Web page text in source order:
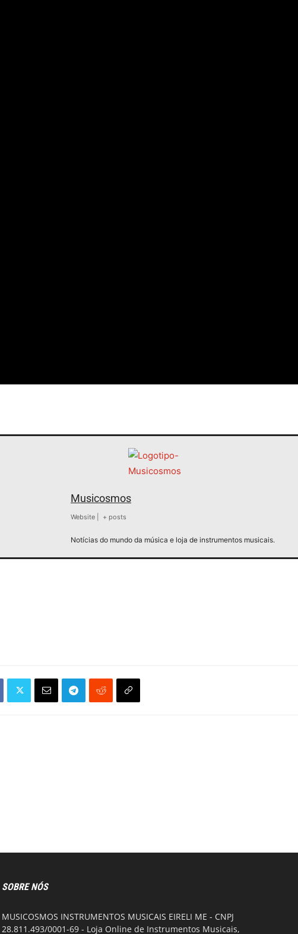
Musicosmos
Website + posts
Notícias do mundo da música e loja de instrumentos musicais.
SOBRE NÓS
MUSICOSMOS INSTRUMENTOS MUSICAIS EIRELI ME - CNPJ
28.811.493/0001-69 - Loja Online de Instrumentos Musicais,